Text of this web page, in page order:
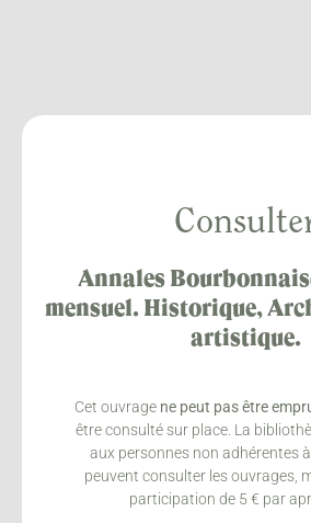
Annales
mensuel. Historique,
artistique.
Cet ouvrage ne peut pas être
être consulté sur place. La
aux personnes non adhérentes
peuvent consulter les ouvrages,
participation de 5 € par